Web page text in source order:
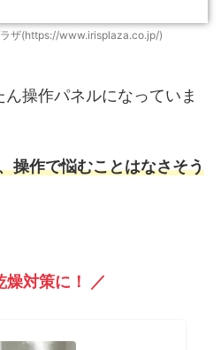
ザ(https://www.irisplaza.co.jp/)
操作パネルになっていま
操作で悩むことはなさそう
燥対策に！ ／